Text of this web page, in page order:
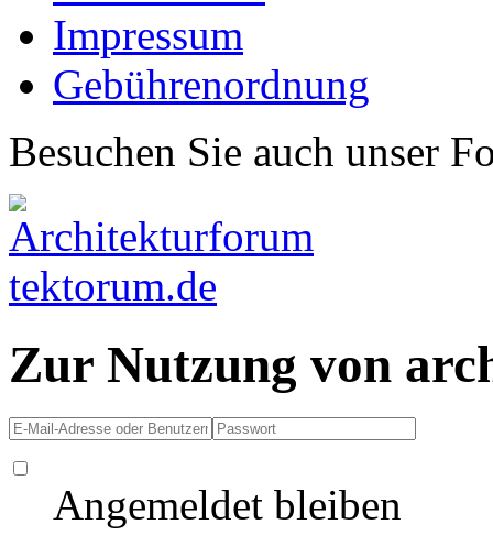
Impressum
Gebührenordnung
Besuchen Sie auch unser
Zur Nutzung von
Angemeldet bleiben